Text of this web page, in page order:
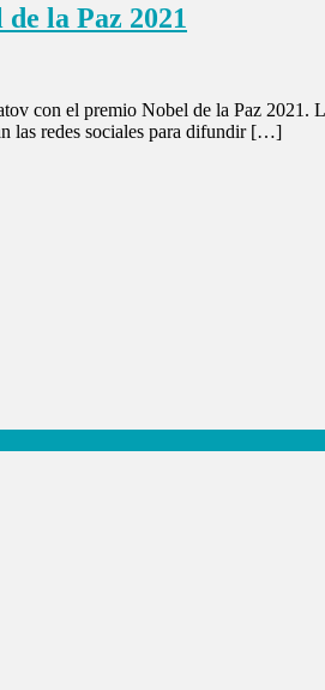
la Paz 2021
con el premio Nobel de la Paz 2021.
las redes sociales para difundir […]